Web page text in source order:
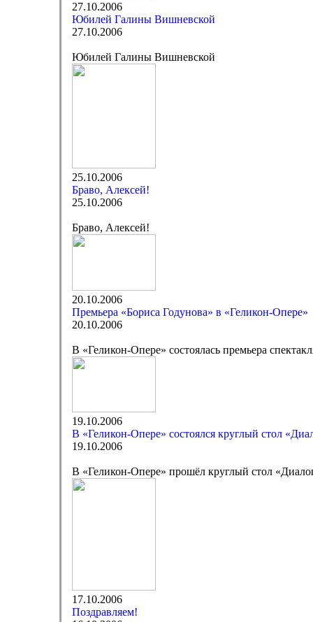
27.10.2006
Юбилей Галины Вишневской
27.10.2006
Юбилей Галины Вишневской
25.10.2006
Браво, Алексей!
25.10.2006
Браво, Алексей!
20.10.2006
Премьера «Бориса Годунова» в «Геликон-Опере»
20.10.2006
В «Геликон-Опере» состоялась премьера
19.10.2006
В «Геликон-Опере» состоялся круглый стол
19.10.2006
В «Геликон-Опере» прошёл круглый стол
17.10.2006
Поздравляем!